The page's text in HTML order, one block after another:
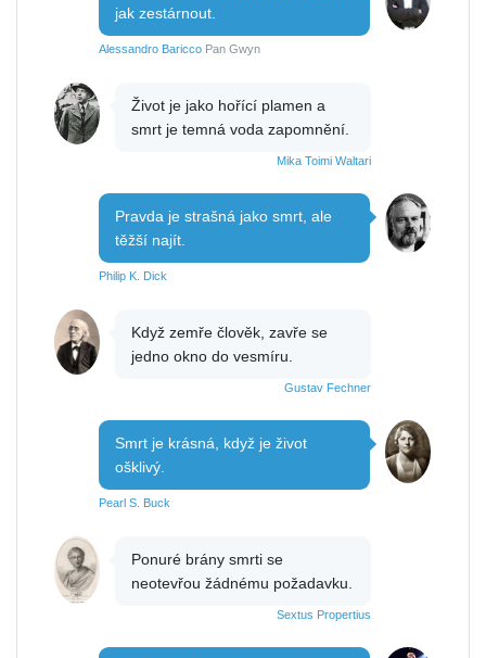
jak zestárnout.
Alessandro Baricco Pan Gwyn
Život je jako hořící plamen a
smrt je temná voda zapomnění.
Mika Toimi Waltari
Pravda je strašná jako smrt, ale
těžší najít.
Philip K. Dick
Když zemře člověk, zavře se
jedno okno do vesmíru.
Gustav Fechner
Smrt je krásná, když je život
ošklivý.
Pearl S. Buck
Ponuré brány smrti se
neotevřou žádnému požadavku.
Sextus Propertius